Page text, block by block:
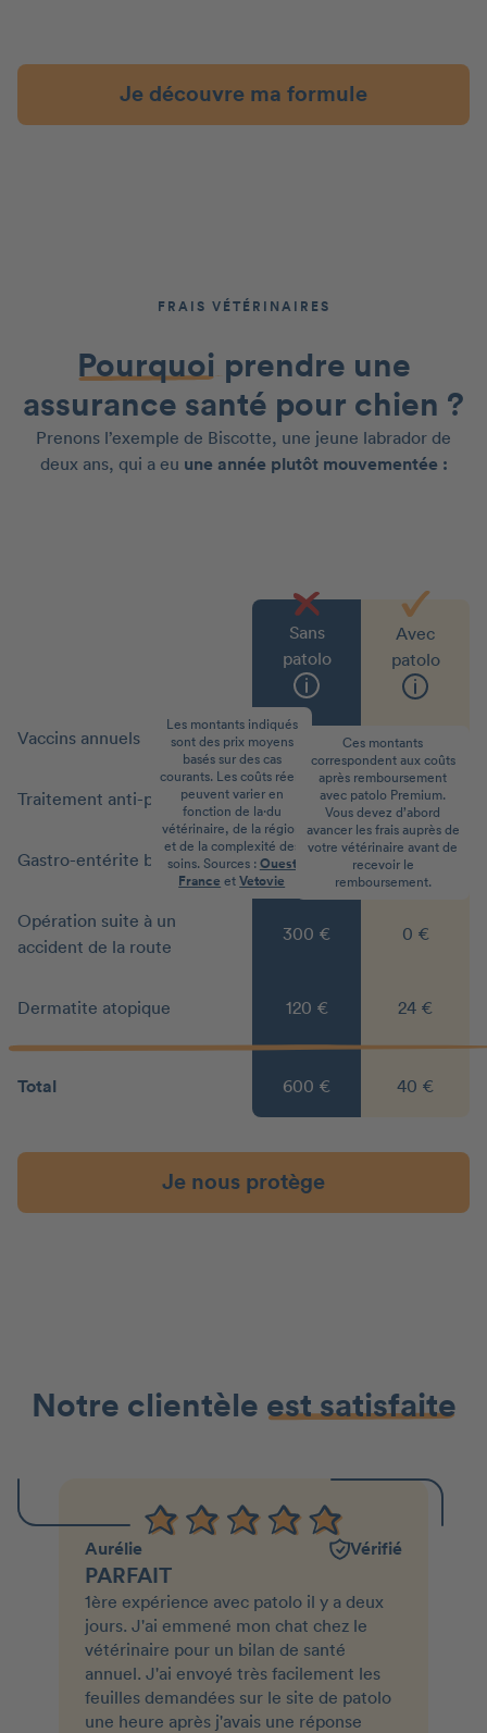
Je découvre ma formule
FRAIS VÉTÉRINAIRES
Pourquoi prendre une
assurance santé pour chien ?
Prenons l’exemple de Biscotte, une jeune labrador de
deux ans, qui a eu une année plutôt mouvementée :
Sans
patolo
Les montants indiqués
sont des prix moyens
basés sur des cas
courants. Les coûts réels
peuvent varier en
fonction de la·du
vétérinaire, de la région
et de la complexité des
soins. Sources : Ouest
France etVetovie
Avec
patolo
Ces montants
correspondent aux coûts
après remboursement
avec patolo Premium.
Vous devez d’abord
avancer les frais auprès de
votre vétérinaire avant de
recevoir le
remboursement.
Vaccins annuels 70 € 0 €
Traitement anti-puces 30 € 0 €
Gastro-entérite bénigne 80 € 16 €
Opération suite à un
accident de la route
300 € 0 €
Dermatite atopique 120 € 24 €
Total 600 € 40 €
Je nous protège
Notre clientèle est satisfaite
Aurélie Vérifié
PARFAIT
1ère expérience avec patolo il y a deux
jours. J'ai emmené mon chat chez le
vétérinaire pour un bilan de santé
annuel. J'ai envoyé très facilement les
feuilles demandées sur le site de patolo
une heure après j'avais une réponse